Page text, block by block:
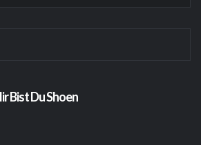
Bist Du Shoen